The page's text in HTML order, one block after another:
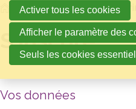
HomeLogin Menu
S'inscrire
Vos données
Activer tous les cookies
Afficher le paramètre des
Seuls les cookies